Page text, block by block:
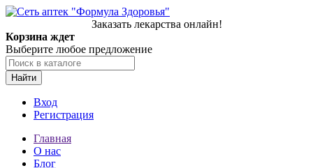
Заказать лекарства онлайн!
Корзина ждет
Выберите любое предложение
Найти
Вход
Регистрация
Главная
О нас
Блог